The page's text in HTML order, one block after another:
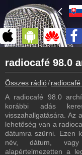
myonlineradio.hu
radiocafé 98.0
Vissza a radiocafé 98.0
Bejelentkezés
Hozz létre saját fiókot!
Most szól
Tudd meg mi szólt eddig
Összes rádió
A radiocafé 98.0
korábbi adás
visszahallgatására. Az
lehetőség van a
dátumra szűrni. Ezen
név, dátum,
alapértelmezetten a